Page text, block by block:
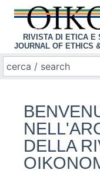
RIVISTA DI ETICA E
JOURNAL OF ETHICS
DELLA